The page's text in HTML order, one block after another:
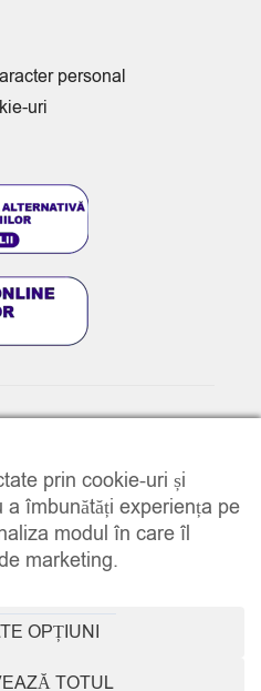
personal
uri
prin cookie-uri și
îmbunătăți experiența pe
modul în care îl
marketing.
OPȚIUNI
TOTUL
(0)